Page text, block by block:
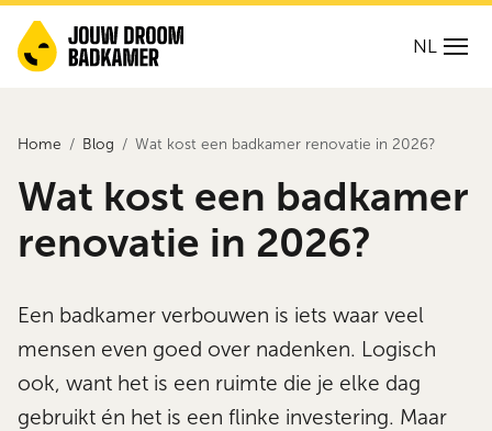
NL
Home Blog Wat kost een badkamer renovatie in 2026?
Wat kost een badkamer
renovatie in 2026?
Een badkamer verbouwen is iets waar veel
mensen even goed over nadenken. Logisch
ook, want het is een ruimte die je elke dag
gebruikt én het is een flinke investering. Maar